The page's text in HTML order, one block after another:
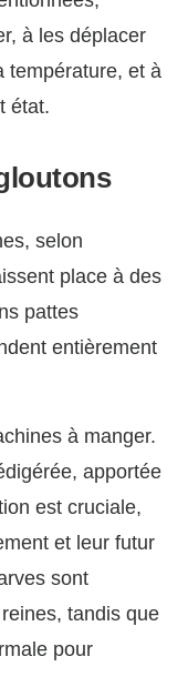
à les déplacer
température, et à
état.
selon
place à des
pattes
entièrement
à manger.
apportée
est cruciale,
et leur futur
sont
tandis que
pour